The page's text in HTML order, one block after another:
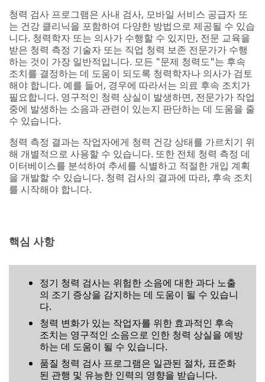
청력 검사 프로그램은 사내 검사, 모바일 서비스 공급자 또
는 건강 클리닉을 포함하여 다양한 방법으로 제공될 수 있습
니다. 청력학자 또는 의사가 수행할 수 있지만, 전문 교육을
받은 청력 측정 기술자 또는 직업 청력 보존 전문가가 수행
하는 것이 가장 일반적입니다. 모든 "문제 청력도"는 후속
조치를 결정하는 데 도움이 되도록 청력학자나 의사가 검토
해야 합니다. 예를 들어, 경우에 따라서는 의료 후속 조치가
필요합니다. 영구적인 청력 상실이 발생하면, 전문가가 작업
중에 발생하는 소음과 관련이 있는지 판단하는 데 도움을 줄
수 있습니다.
청력 측정 결과는 작업자에게 청력 건강 상태를 가르치기 위
해 개별적으로 사용할 수 있습니다. 또한 전체 청력 측정 데
이터베이스를 분석하여 추세를 식별하고 적절한 개입 계획
을 개발할 수 있습니다. 청력 검사의 결과에 따라, 후속 조치
를 시작해야 합니다.
핵심 사항
정기 청력 검사는 위험한 소음에 대한 과다 노출
의 조기 증상을 감지하는 데 도움이 될 수 있습니
다.
청력 변화가 있는 작업자를 위한 효과적인 후속
조치는 영구적인 소음으로 인한 청력 상실을 예방
하는 데 도움이 될 수 있습니다.
품질 청력 검사 프로그램은 일관된 절차, 표준화
된 관행 및 유능한 인력의 영향을 받습니다.